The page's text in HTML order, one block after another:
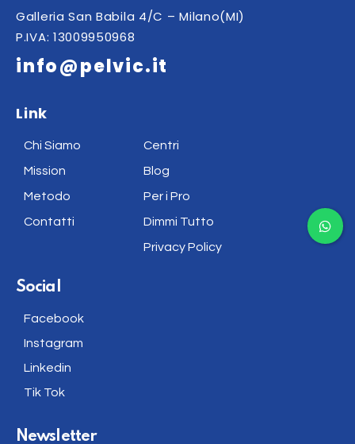
Galleria San Babila 4/C – Milano(MI)
P.IVA: 13009950968
info@pelvic.it
Link
Chi Siamo
Mission
Metodo
Contatti
Centri
Blog
Per i Pro
Dimmi Tutto
Privacy Policy
Social
Facebook
Instagram
Linkedin
Tik Tok
Newsletter